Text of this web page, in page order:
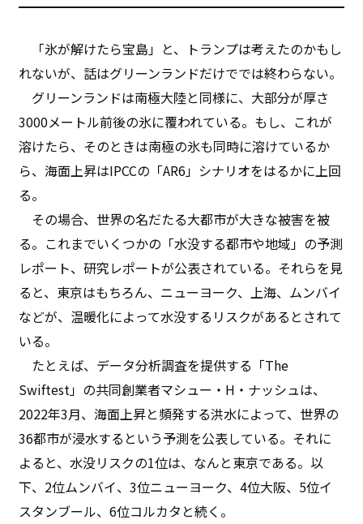
「氷が解けたら宝島」と、トランプは考えたのかもし
れないが、話はグリーンランドだけででは終わらない。
グリーンランドは南極大陸と同様に、大部分が厚さ
3000メートル前後の氷に覆われている。もし、これが
溶けたら、そのときは南極の氷も同時に溶けているか
ら、海面上昇はIPCCの「AR6」シナリオをはるかに上回
る。
その場合、世界の名だたる大都市が大きな被害を被
る。これまでいくつかの「水没する都市や地域」の予測
レポート、研究レポートが公表されている。それらを見
ると、東京はもちろん、ニューヨーク、上海、ムンバイ
などが、温暖化によって水没するリスクがあるとされて
いる。
たとえば、データ分析調査を提供する「The
Swiftest」の共同創業者マシュー・H・ナッシュは、
2022年3月、海面上昇と頻発する洪水によって、世界の
36都市が浸水するという予測を公表している。それに
よると、水没リスクの1位は、なんと東京である。以
下、2位ムンバイ、3位ニューヨーク、4位大阪、5位イ
スタンブール、6位コルカタと続く。